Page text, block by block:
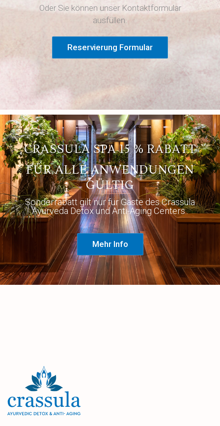
Oder Sie können unser Kontaktformular
ausfüllen.
Reservierung Formular
CRASSULA SPA 15 % RABATT
FÜR ALLE ANWENDUNGEN
GÜLTIG
Sonderrabatt gilt nur für Gäste des Crassula
Ayurveda Detox und Anti-Aging Centers..
Mehr Info